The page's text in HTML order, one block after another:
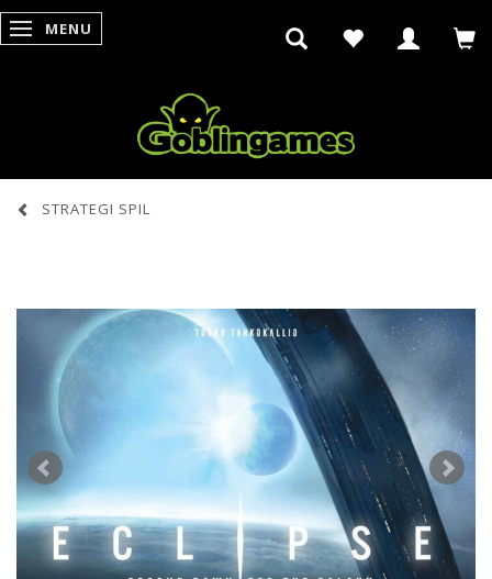
SKIFTE NAVIGATION
MENU
STRATEGI SPIL